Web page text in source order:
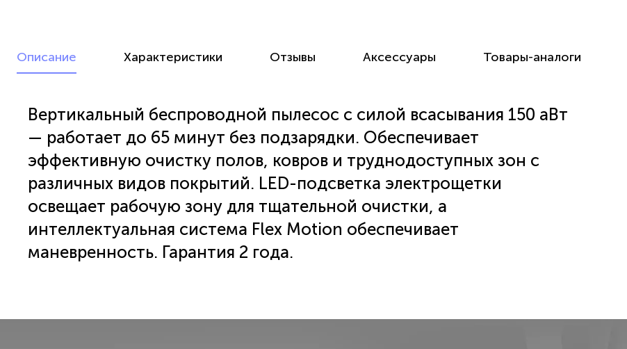
Описание Характеристики Отзывы Аксессуары Товары-аналоги
Вертикальный беспроводной пылесос с силой всасывания 150 аВт
— работает до 65 минут без подзарядки. Обеспечивает
эффективную очистку полов, ковров и труднодоступных зон с
различных видов покрытий. LED-подсветка электрощетки
освещает рабочую зону для тщательной очистки, а
интеллектуальная система Flex Motion обеспечивает
маневренность. Гарантия 2 года.